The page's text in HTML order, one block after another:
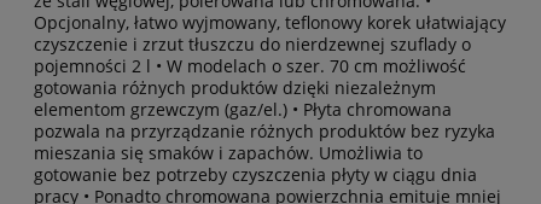
Opcjonalny, łatwo wyjmowany, teflonowy korek ułatwiający
czyszczenie i zrzut tłuszczu do nierdzewnej szuflady o
pojemności 2 l • W modelach o szer. 70 cm możliwość
gotowania różnych produktów dzięki niezależnym
elementom grzewczym (gaz/el.) • Płyta chromowana
pozwala na przyrządzanie różnych produktów bez ryzyka
mieszania się smaków i zapachów. Umożliwia to
gotowanie bez potrzeby czyszczenia płyty w ciągu dnia
pracy • Ponadto chromowana powierzchnia emituje mniej